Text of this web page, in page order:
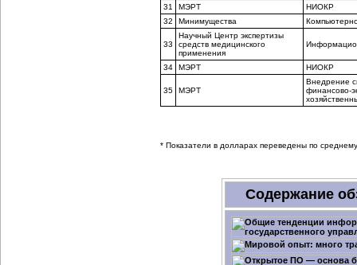
31
МЭРТ
НИОКР
32
Минимущества
33
Научный Центр экспертизы
средств медицинского
применения
34 МЭРТ НИОКР
35 МЭРТ
Внедрение
финансово-
* Показатели в долларах переведены по
Содержание